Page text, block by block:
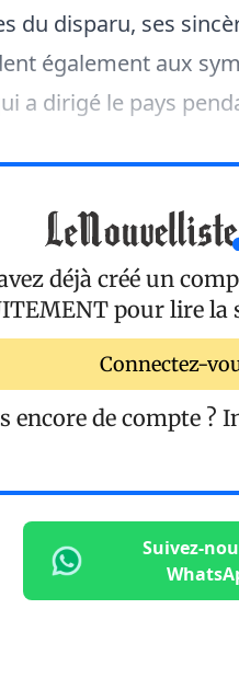
du disparu, ses
également aux
a dirigé le pays
déjà créé un
pour lire la
Connectez-
encore de compte ?
Suivez-